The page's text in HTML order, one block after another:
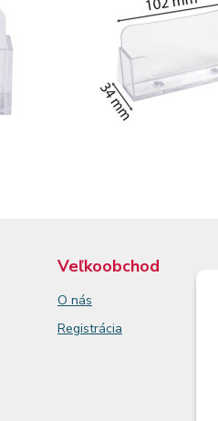
Veľkoobchod
O nás
Registrácia